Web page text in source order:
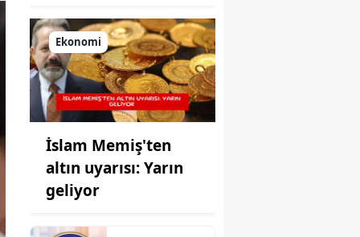
Ekonomi
İslam Memiş'ten
altın uyarısı: Yarın
geliyor